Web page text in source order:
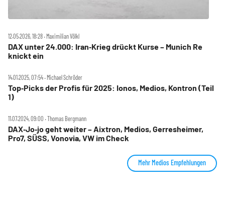
12.05.2026, 18:28 ‧ Maximilian Völkl
DAX unter 24.000: Iran‑Krieg drückt Kurse – Munich Re
knickt ein
14.01.2025, 07:54 ‧ Michael Schröder
Top‑Picks der Profis für 2025: Ionos, Medios, Kontron (Teil
1)
11.07.2024, 09:00 ‧ Thomas Bergmann
DAX‑Jo‑jo geht weiter – Aixtron, Medios, Gerresheimer,
Pro7, SÜSS, Vonovia, VW im Check
Mehr Medios Empfehlungen